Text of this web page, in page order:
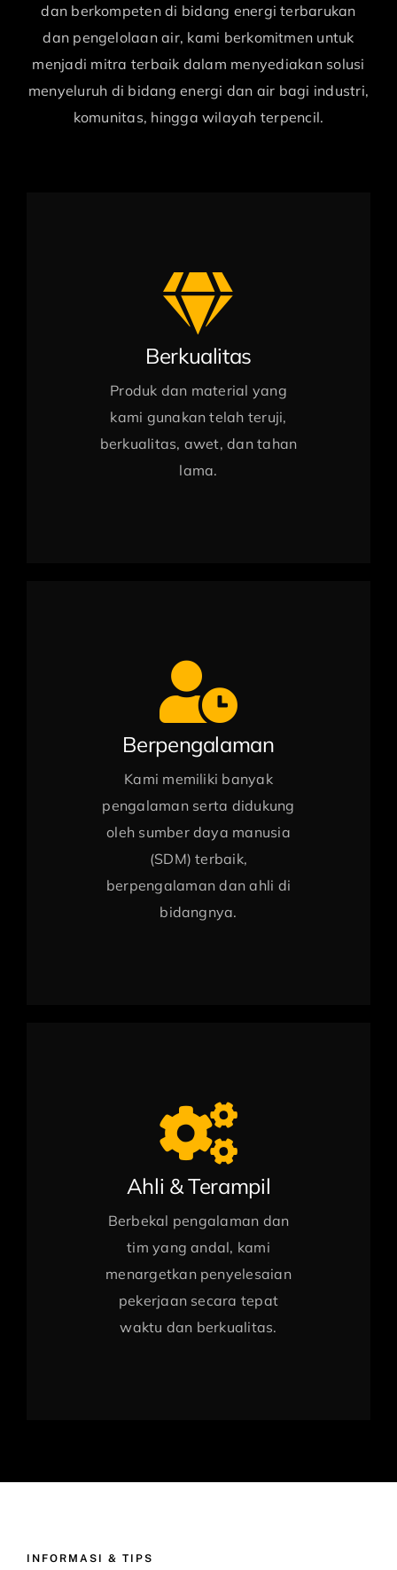
dan berkompeten di bidang energi terbarukan
dan pengelolaan air, kami berkomitmen untuk
menjadi mitra terbaik dalam menyediakan solusi
menyeluruh di bidang energi dan air bagi industri,
komunitas, hingga wilayah terpencil.
Berkualitas
Produk dan material yang
kami gunakan telah teruji,
berkualitas, awet, dan tahan
lama.
Berpengalaman
Kami memiliki banyak
pengalaman serta didukung
oleh sumber daya manusia
(SDM) terbaik,
berpengalaman dan ahli di
bidangnya.
Ahli & Terampil
Berbekal pengalaman dan
tim yang andal, kami
menargetkan penyelesaian
pekerjaan secara tepat
waktu dan berkualitas.
INFORMASI & TIPS